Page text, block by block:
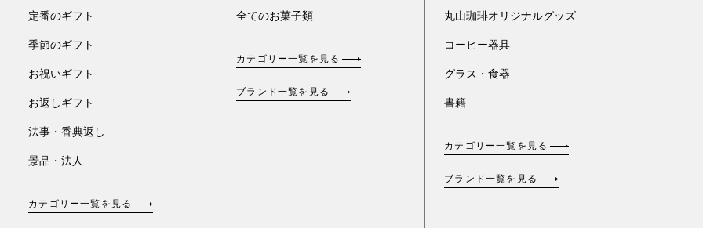
定番のギフト
季節のギフト
お祝いギフト
お返しギフト
法事・香典返し
景品・法人
カテゴリー一覧を見る
全てのお菓子類
カテゴリー一覧を見る
ブランド一覧を見る
丸山珈琲オリジナルグッズ
コーヒー器具
グラス・食器
書籍
カテゴリー一覧を見る
ブランド一覧を見る